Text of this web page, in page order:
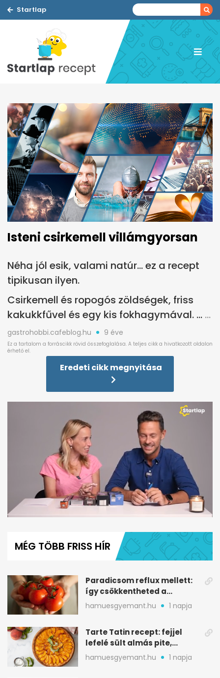
Startlap
Isteni csirkemell villámgyorsan
Néha jól esik, valami natúr... ez a recept
tipikusan ilyen.
Csirkemell és ropogós zöldségek, friss
kakukkfűvel és egy kis fokhagymával. ...
gastrohobbi.cafeblog.hu 9 éve
Eredeti cikk megnyitása
minutes,
MÉG TÖBB FRISS HÍR
Paradicsom reflux mellett:
így csökkentheted a
gyomorégést
hamuesgyemant.hu 1 napja
Tarte Tatin recept: fejjel
lefelé sült almás pite,
ropogós aljjal
hamuesgyemant.hu 1 napja